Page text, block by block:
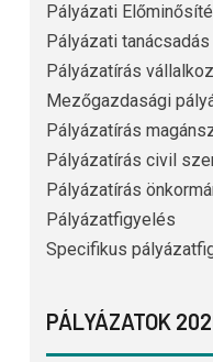
Pályázati
Pályázati tanácsadás
Pályázatírás
Mezőgazdasági
Pályázatírás
Pályázatírás civil
Pályázatírás
Pályázatfigyelés
Specifikus
PÁLYÁZATOK